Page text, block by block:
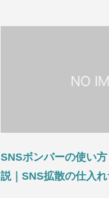
SNSボンバーの使い
説｜SNS拡散の仕入